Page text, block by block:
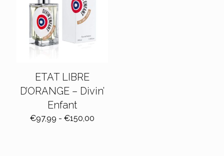
ETAT LIBRE
D’ORANGE – Divin’
Enfant
€97,99 - €150,00